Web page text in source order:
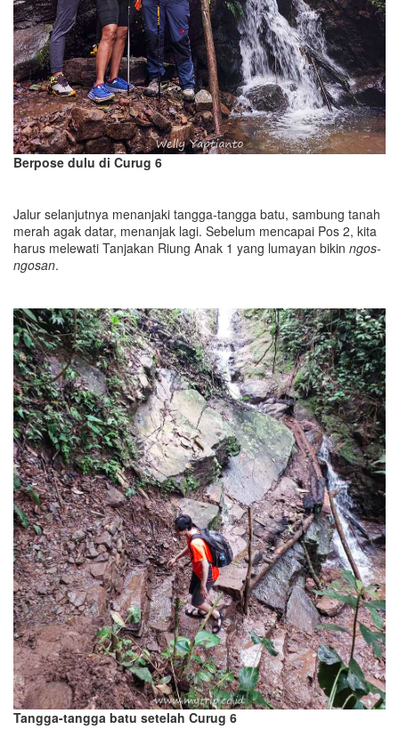
Berpose dulu di Curug 6
Jalur selanjutnya menanjaki tangga-tangga batu, sambung tanah
merah agak datar, menanjak lagi. Sebelum mencapai Pos 2, kita
harus melewati Tanjakan Riung Anak 1 yang lumayan bikin ngos-
ngosan.
Tangga-tangga batu setelah Curug 6